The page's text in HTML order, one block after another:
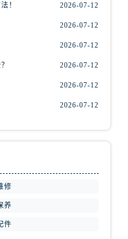
内蒙古自治区呼伦贝尔市海拉尔区中央街浪琴售后服务中心（需提前预约）
！ 2026-07-12
2026-07-12
2026-07-12
2026-07-12
2026-07-12
2026-07-12
修
养
件